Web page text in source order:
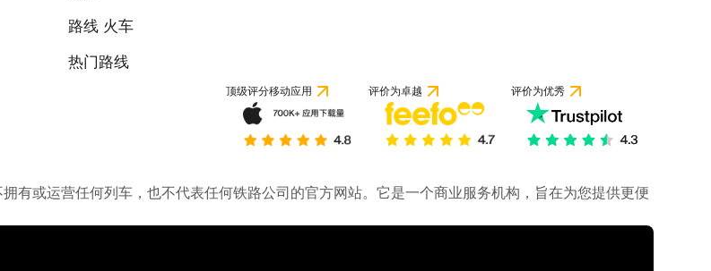
路线 火车
热门路线
顶级评分移动应用 评价为卓越 评价为优秀
有或运营任何列车，也不代表任何铁路公司的官方网站。它是一个商业服务机构，旨在为您提供更便